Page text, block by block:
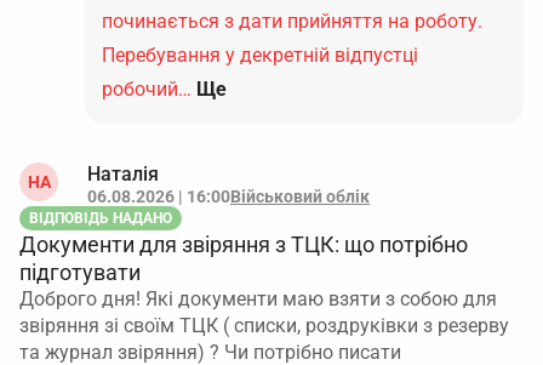
починається з дати прийняття на роботу.
Перебування у декретній відпустці
робочий… Ще
НА Наталія
06.08.2026 | 16:00Військовий облік
ВІДПОВІДЬ НАДАНО
Документи для звіряння з ТЦК: що потрібно
підготувати
Доброго дня! Які документи маю взяти з собою для
звіряння зі своїм ТЦК ( списки, роздруківки з резерву
та журнал звіряння) ? Чи потрібно писати